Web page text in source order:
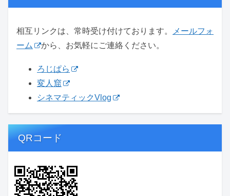
相互リンクは、常時受け付けております。
メールフォ
ーム
から、お気軽にご連絡ください。
ろじぱら
変人窟
シネマティックVlog
QRコード